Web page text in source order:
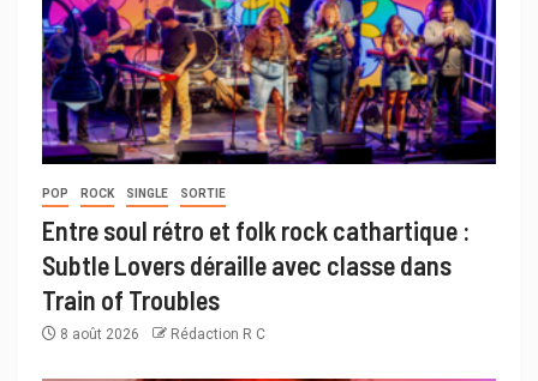
POP ROCK SINGLE SORTIE
Entre soul rétro et folk rock cathartique :
Subtle Lovers déraille avec classe dans
Train of Troubles
8 août 2026 Rédaction R C